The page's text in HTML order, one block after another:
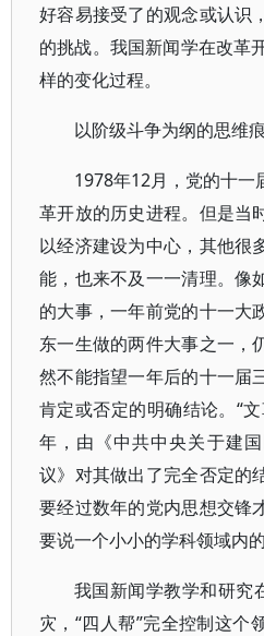
好容易接受了的观念或认识
的挑战。我国新闻学在改革
样的变化过程。
以阶级斗争为纲的思维
1978年12月，党的十一
革开放的历史进程。但是当
以经济建设为中心，其他很
能，也来不及一一清理。像
的大事，一年前党的十一大
东一生做的两件大事之一，
然不能指望一年后的十一届
肯定或否定的明确结论。“
年，由《中共中央关于建
议》对其做出了完全否定的
要经过数年的党内思想交锋
要说一个小小的学科领域内的
我国新闻学教学和研究
灾，“四人帮”完全控制这个